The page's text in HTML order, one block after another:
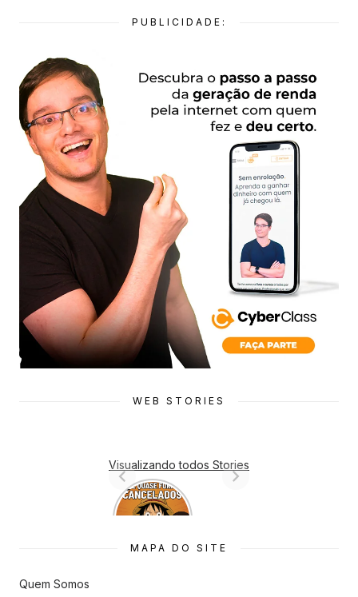
PUBLICIDADE:
WEB STORIES
Visualizando todos Stories
7 Animes
que quase
s
MAPA DO SITE
Quem Somos